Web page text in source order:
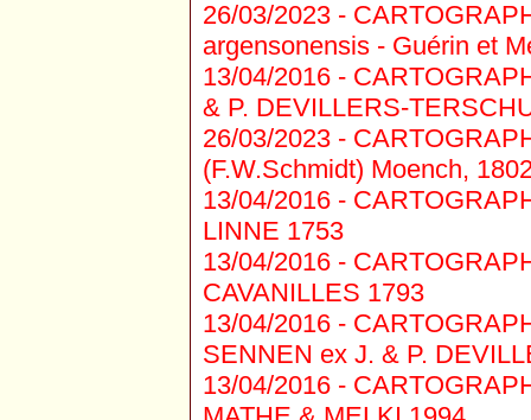
26/03/2023 -
argensonensis - Guérin et
13/04/2016 -
& P. DEVILLERS-
26/03/2023 -
(F.W.Schmidt) Moench,
13/04/2016 -
LINNE 1753
13/04/2016 -
CAVANILLES 1793
13/04/2016 -
SENNEN ex J. & P.
13/04/2016 -